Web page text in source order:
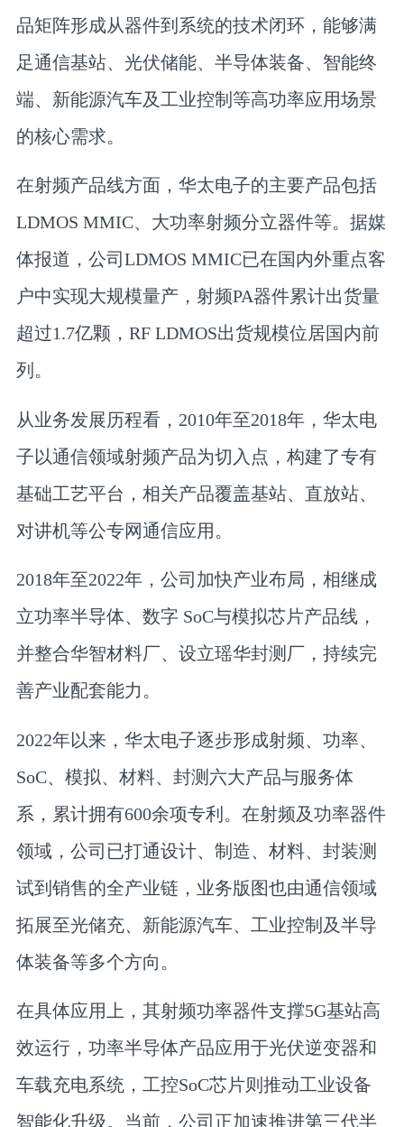
品矩阵形成从器件到系统的技术闭环，能够满
足通信基站、光伏储能、半导体装备、智能终
端、新能源汽车及工业控制等高功率应用场景
的核心需求。
在射频产品线方面，华太电子的主要产品包括
LDMOS MMIC、大功率射频分立器件等。据媒
体报道，公司LDMOS MMIC已在国内外重点客
户中实现大规模量产， 射频PA器件累计出货量
超过1.7亿颗，RF LDMOS出货规模位居国内前
列 。
从业务发展历程看，2010年至2018年，华太电
子以通信领域射频产品为切入点，构建了专有
基础工艺平台，相关产品覆盖基站、直放站、
对讲机等公专网通信应用。
2018年至2022年，公司加快产业布局，相继成
立功率半导体、数字 SoC与模拟芯片产品线，
并整合华智材料厂、设立瑶华封测厂，持续完
善产业配套能力。
2022年以来，华太电子逐步形成射频、功率、
SoC、模拟、材料、封测六大产品与服务体
系，累计拥有600余项专利。在射频及功率器件
领域，公司已打通设计、制造、材料、封装测
试到销售的全产业链，业务版图也由通信领域
拓展至光储充、新能源汽车、工业控制及半导
体装备等多个方向。
在具体应用上，其射频功率器件支撑5G基站高
效运行，功率半导体产品应用于光伏逆变器和
车载充电系统，工控SoC芯片则推动工业设备
智能化升级。当前，公司正加速推进第三代半